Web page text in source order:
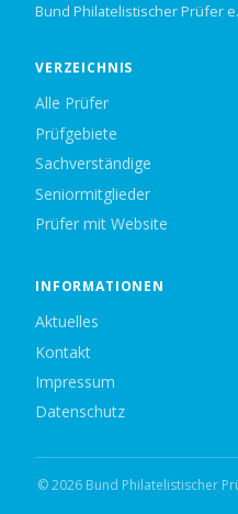
Bund Philatelistischer Prüfer
VERZEICHNIS
Alle Prüfer
Prüfgebiete
Sachverständige
Seniormitglieder
Prüfer mit Website
INFORMATIONEN
Aktuelles
Kontakt
Impressum
Datenschutz
© 2026 Bund Philatelistischer